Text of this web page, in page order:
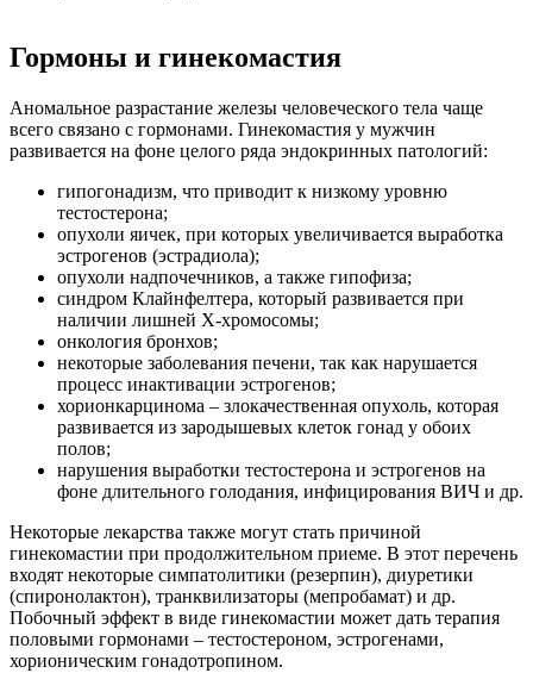
Гормоны и гинекомастия
Аномальное разрастание железы человеческого тела чаще
всего связано с гормонами. Гинекомастия у мужчин
развивается на фоне целого ряда эндокринных патологий:
гипогонадизм, что приводит к низкому уровню
тестостерона;
опухоли яичек, при которых увеличивается выработка
эстрогенов (эстрадиола);
опухоли надпочечников, а также гипофиза;
синдром Клайнфелтера, который развивается при
наличии лишней X-хромосомы;
онкология бронхов;
некоторые заболевания печени, так как нарушается
процесс инактивации эстрогенов;
хорионкарцинома – злокачественная опухоль, которая
развивается из зародышевых клеток гонад у обоих
полов;
нарушения выработки тестостерона и эстрогенов на
фоне длительного голодания, инфицирования ВИЧ и др.
Некоторые лекарства также могут стать причиной
гинекомастии при продолжительном приеме. В этот перечень
входят некоторые симпатолитики (резерпин), диуретики
(спиронолактон), транквилизаторы (мепробамат) и др.
Побочный эффект в виде гинекомастии может дать терапия
половыми гормонами – тестостероном, эстрогенами,
хорионическим гонадотропином.